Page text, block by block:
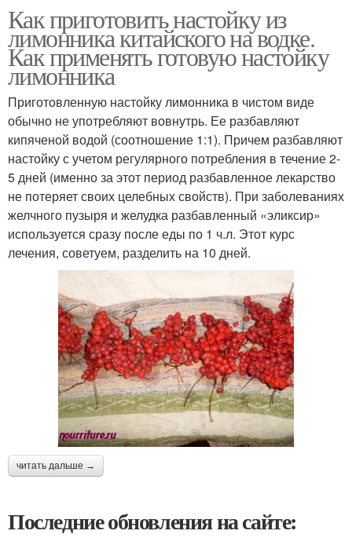
Как приготовить настойку из
лимонника китайского на водке.
Как применять готовую настойку
лимонника
Приготовленную настойку лимонника в чистом виде
обычно не употребляют вовнутрь. Ее разбавляют
кипяченой водой (соотношение 1:1). Причем разбавляют
настойку с учетом регулярного потребления в течение 2-
5 дней (именно за этот период разбавленное лекарство
не потеряет своих целебных свойств). При заболеваниях
желчного пузыря и желудка разбавленный «эликсир»
используется сразу после еды по 1 ч.л. Этот курс
лечения, советуем, разделить на 10 дней.
читать дальше →
Последние обновления на сайте: